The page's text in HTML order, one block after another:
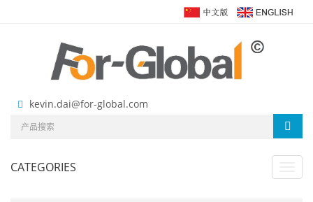
kevin.dai@for-global.com
CATEGORIES